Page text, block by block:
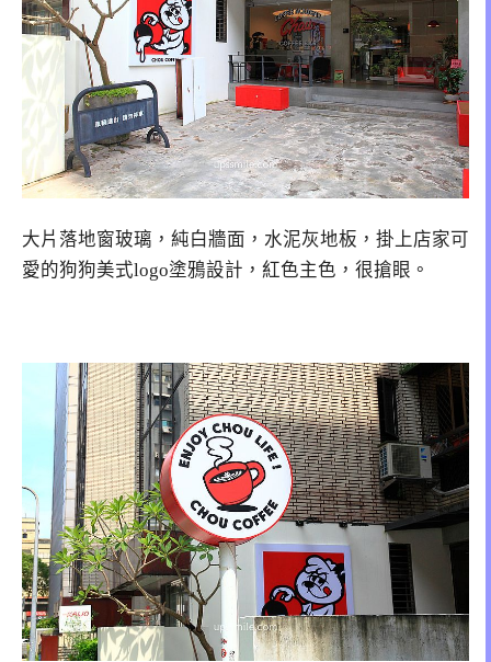
大片落地窗玻璃，純白牆面，水泥灰地板，掛上店家可
愛的狗狗美式logo塗鴉設計，紅色主色，很搶眼。